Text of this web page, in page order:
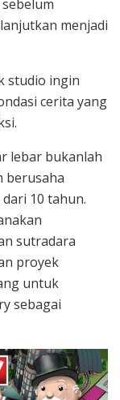
menjadi
studio ingin
cerita yang
lebar bukanlah
berusaha
10 tahun.
sutradara
proyek
untuk
sebagai